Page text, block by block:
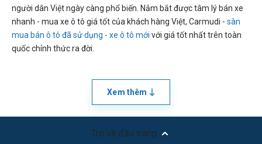
người dân Việt ngày càng phổ biến. Nắm bắt được tâm lý bán xe
nhanh - mua xe ô tô giá tốt của khách hàng Việt, Carmudi - sàn
mua bán ô tô đã sử dụng - xe ô tô mới với giá tốt nhất trên toàn
quốc chính thức ra đời.
Xem thêm
Trở về đầu trang